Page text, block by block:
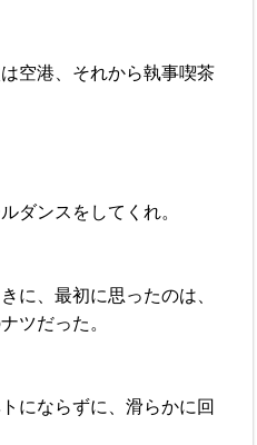
空港、それから執事喫茶
ダンスをしてくれ。
に、最初に思ったのは、
ツだった。
にならずに、滑らかに回